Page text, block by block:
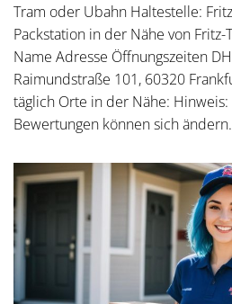
Tram oder Ubahn Haltestelle:
Packstation in der Nähe von
Name Adresse Öffnungszeiten
Raimundstraße 101, 60320
täglich Orte in der Nähe:
Bewertungen können sich